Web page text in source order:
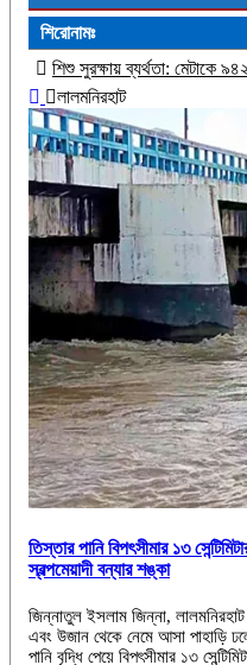
শিরোনামঃ
মেটাকে ৯৪২ মিলিয়ন ডলারের রেকর্ড
লালমনিরহাট
‎তিস্তার পানি বিপৎসীমার ১৩
স্বল্পমেয়াদী বন্যার শঙ্কা
‎‎জিন্নাতুল ইসলাম জিন্না, লালমনিরহাট
এবং উজান থেকে নেমে আসা পাহাড়ি
পানি বৃদ্ধি পেয়ে বিপৎসীমার ১৩